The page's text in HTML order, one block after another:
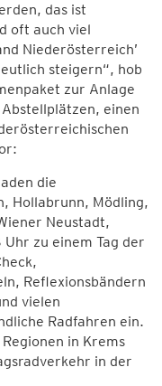
das ist
oft auch viel
Niederösterreich’
steigern“, hob
zur Anlage
einen
die
Hollabrunn, Mödling,
Neustadt,
zu einem Tag der
Reflexionsbändern
vielen
Radfahren ein.
in Krems
in der